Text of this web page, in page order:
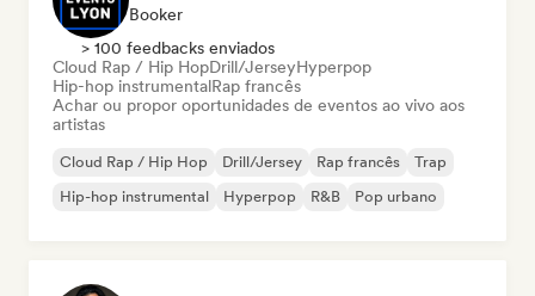
Booker
> 100 feedbacks enviados
Cloud Rap / Hip HopDrill/JerseyHyperpop
Hip-hop instrumentalRap francês
Achar ou propor oportunidades de eventos ao vivo aos
artistas
Cloud Rap / Hip Hop Drill/Jersey Rap francês
Trap
Hip-hop instrumental
Hyperpop R&B Pop urbano